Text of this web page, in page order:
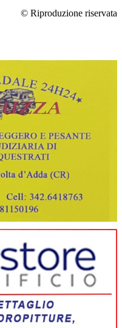
© Riproduzione riservata